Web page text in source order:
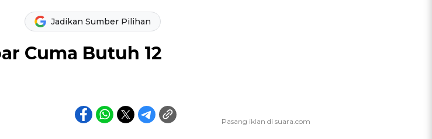
Jadikan Sumber Pilihan
Cuma Butuh 12